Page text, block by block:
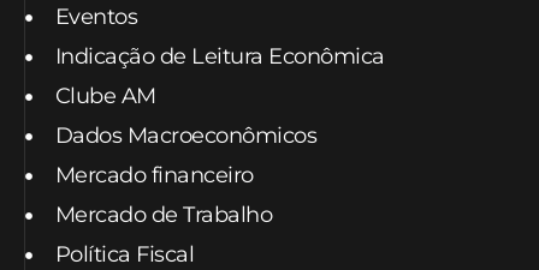
Eventos
Indicação de Leitura Econômica
Clube AM
Dados Macroeconômicos
Mercado financeiro
Mercado de Trabalho
Política Fiscal